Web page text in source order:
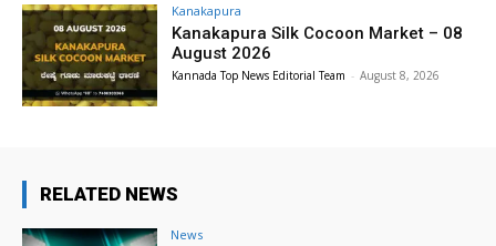
Kanakapura
Kanakapura Silk Cocoon Market – 08
August 2026
Kannada Top News Editorial Team - August 8, 2026
RELATED NEWS
News